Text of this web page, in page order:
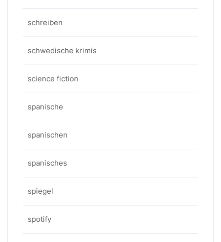
schreiben
schwedische krimis
science fiction
spanische
spanischen
spanisches
spiegel
spotify